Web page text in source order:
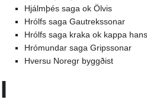
Hjálmþés saga ok Ölvis
Hrólfs saga Gautrekssonar
Hrólfs saga kraka ok kappa hans
Hrómundar saga Gripssonar
Hversu Noregr byggðist
I